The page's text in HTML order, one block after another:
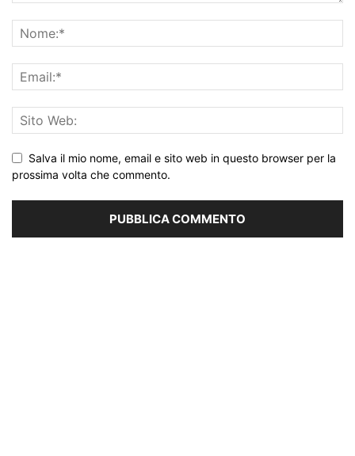
Salva il mio nome, email e sito web in questo browser per la
prossima volta che commento.